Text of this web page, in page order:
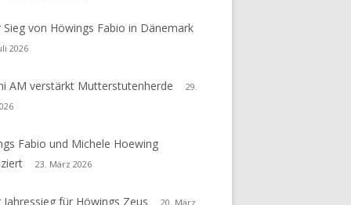
Sieg von Höwings Fabio in Dänemark
2026
AM verstärkt Mutterstutenherde
29.
Fabio und Michele Hoewing
23. März 2026
Jahressieg für Höwings Zeus
20. März